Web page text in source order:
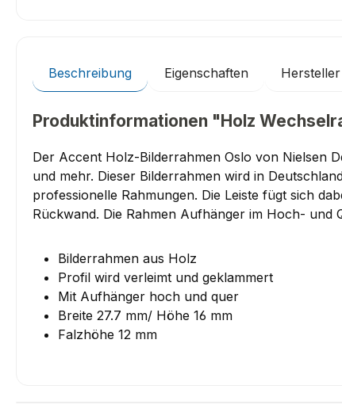
Beschreibung Eigenschaften Hersteller
Produktinformationen "Holz
Der Accent Holz-Bilderrahmen Oslo von Nielsen
und mehr. Dieser Bilderrahmen wird in
professionelle Rahmungen. Die Leiste fügt sich
Rückwand. Die Rahmen Aufhänger im Hoch- und
Bilderrahmen aus Holz
Profil wird verleimt und geklammert
Mit Aufhänger hoch und quer
Breite 27.7 mm/ Höhe 16 mm
Falzhöhe 12 mm